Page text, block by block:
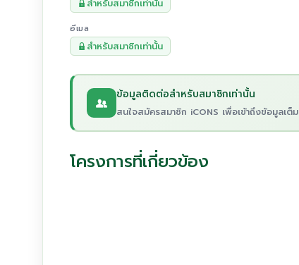
สำหรับสมาชิกเท่านั้น
อีเมล
สำหรับสมาชิกเท่านั้น
ข้อมูลติดต่อสำหรับสมาชิกเท่านั้น
สนใจสมัครสมาชิก iCONS เพื่อเข้าถึงข้อมูลเต็ม
โครงการที่เกี่ยวข้อง